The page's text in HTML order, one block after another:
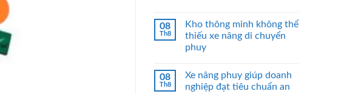
08
Th8
Kho thông minh không thể
thiếu xe nâng di chuyển
phuy
08
Th8
Xe nâng phuy giúp doanh
nghiệp đạt tiêu chuẩn an